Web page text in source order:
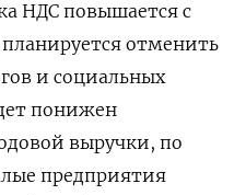
НДС повышается с
отменить
и социальных
понижен
выручки, по
предприятия